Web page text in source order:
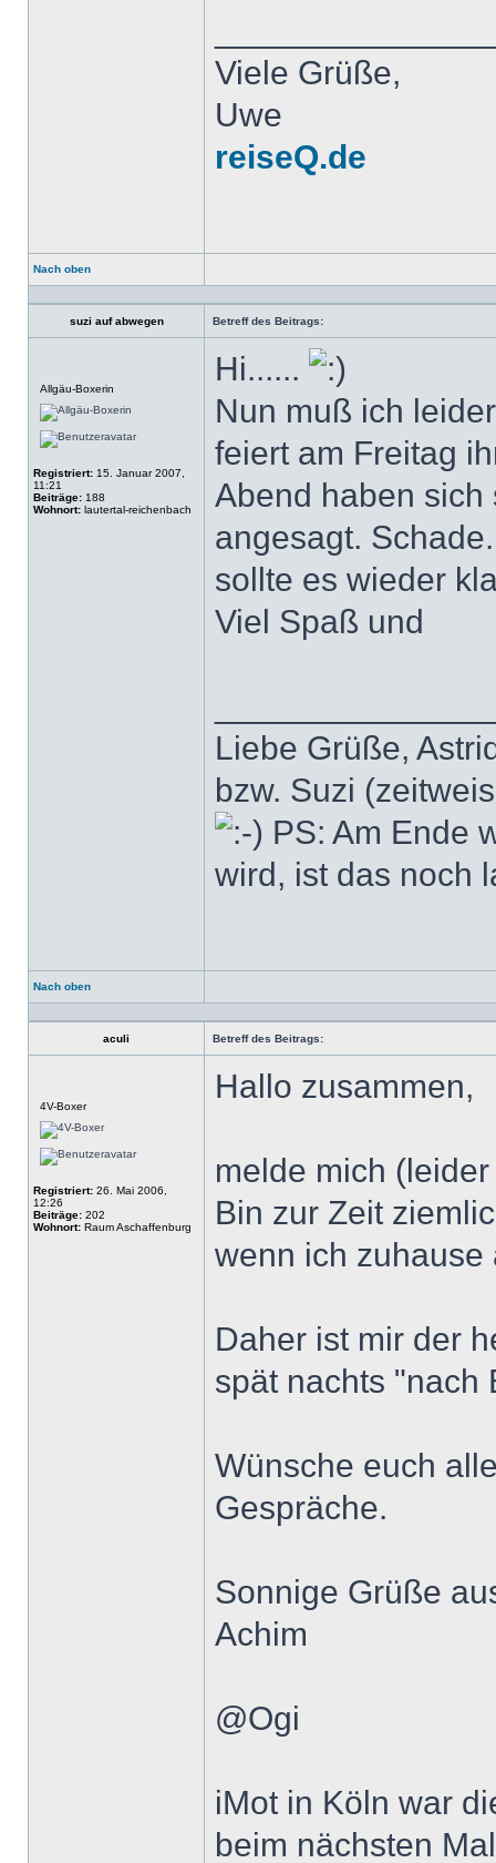
Viele Grüße,
Uwe
reiseQ.de
Nach oben
Profil
suzi auf abwegen Betreff des Beitrags:
Allgäu-Boxerin
Registriert: 15. Januar 2007,
11:21
Beiträge: 188
Wohnort: lautertal-reichenbach
Hi......
Nun muß ich
feiert am Freitag
Abend haben
angesagt.
sollte es wieder
Viel Spaß und
Liebe Grüße,
bzw. Suzi
PS: Am Ende
wird, ist das noch
Nach oben
Profil
aculi Betreff des Beitrags:
4V-Boxer
Registriert: 26. Mai 2006,
12:26
Beiträge: 202
Wohnort: Raum Aschaffenburg
Hallo zusammen,
melde mich
Bin zur Zeit
wenn ich
Daher ist mir der
spät nachts "nach
Wünsche euch
Gespräche.
Sonnige Grüße
Achim
@Ogi
iMot in Köln war
beim nächsten